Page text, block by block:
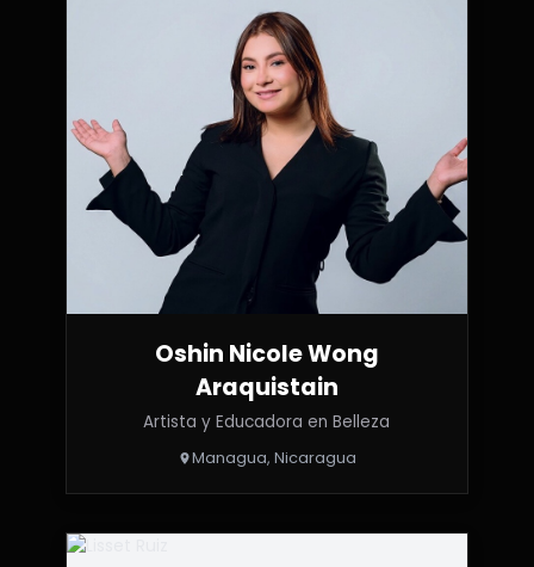
Oshin Nicole Wong
Araquistain
Artista y Educadora en Belleza
Managua, Nicaragua